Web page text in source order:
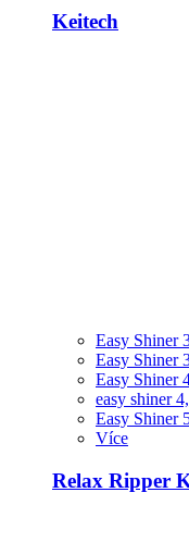
Keitech
Easy Shiner
Easy Shiner
Easy Shiner
easy shiner
Easy Shiner
Více
Relax Ripper